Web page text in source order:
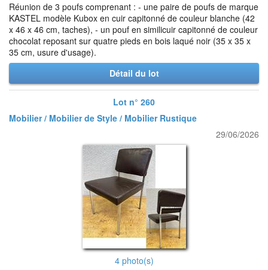
Réunion de 3 poufs comprenant : - une paire de poufs de marque
KASTEL modèle Kubox en cuir capitonné de couleur blanche (42
x 46 x 46 cm, taches), - un pouf en similicuir capitonné de couleur
chocolat reposant sur quatre pieds en bois laqué noir (35 x 35 x
35 cm, usure d'usage).
Détail du lot
Lot n° 260
Mobilier / Mobilier de Style / Mobilier Rustique
29/06/2026
4 photo(s)